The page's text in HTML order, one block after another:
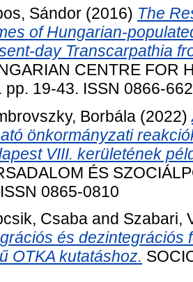
Sándor (2016) The
of Hungarian-
day Transcarpathia
CENTRE FOR
pp. 19-43. ISSN 0866-
Borbála (2022)
önkormányzati
VIII. kerületének
ÉS
0865-0810
Csaba and Szabari,
és dezintegrációs
OTKA kutatáshoz.